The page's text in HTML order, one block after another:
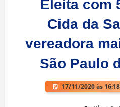
Eleita com
Cida da
vereadora
São Paulo
17/11/2020 às 16:18